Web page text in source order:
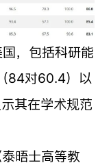
，包括科研能
84对60.4）以
其在学术规范
晤士高等教